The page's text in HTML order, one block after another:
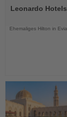
dieLeonardo
Ehemaliges Hilton in